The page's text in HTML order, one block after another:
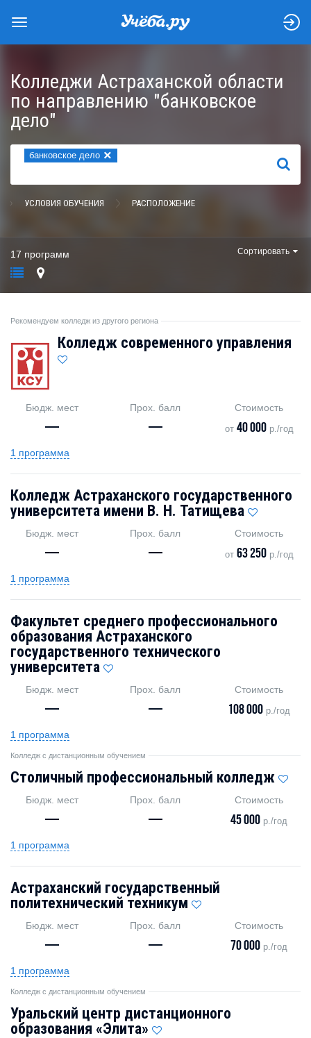
Колледжи Астраханской области
по направлению "банковское
дело"
банковское дело ×
НАЙТИ
УСЛОВИЯ ОБУЧЕНИЯ РАСПОЛОЖЕНИЕ
17 программ Сортировать
Рекомендуем колледж из другого региона
Колледж современного управления
Бюдж. мест
—
Прох. балл
—
Стоимость
от 40 000р./год
1 программа
Колледж Астраханского государственного
университета имени В. Н. Татищева
Бюдж. мест
—
Прох. балл
—
Стоимость
от 63 250р./год
1 программа
Факультет среднего профессионального
образования Астраханского
государственного технического
университета
Бюдж. мест
—
Прох. балл
—
Стоимость
108 000 р./год
1 программа
Колледж с дистанционным обучением
Столичный профессиональный колледж
Бюдж. мест
—
Прох. балл
—
Стоимость
45 000 р./год
1 программа
Астраханский государственный
политехнический техникум
Бюдж. мест
—
Прох. балл
—
Стоимость
70 000 р./год
1 программа
Колледж с дистанционным обучением
Уральский центр дистанционного
образования «Элита»